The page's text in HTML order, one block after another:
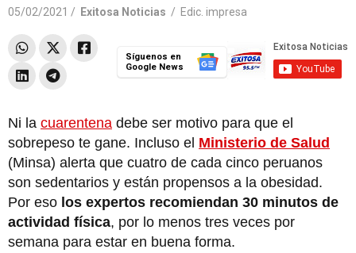
05/02/2021 / Exitosa Noticias / Edic. impresa
Síguenos en
Google News
Ni la cuarentena debe ser motivo para que el
sobrepeso te gane. Incluso el Ministerio de Salud
(Minsa) alerta que cuatro de cada cinco peruanos
son sedentarios y están propensos a la obesidad.
Por eso los expertos recomiendan 30 minutos de
actividad física, por lo menos tres veces por
semana para estar en buena forma.